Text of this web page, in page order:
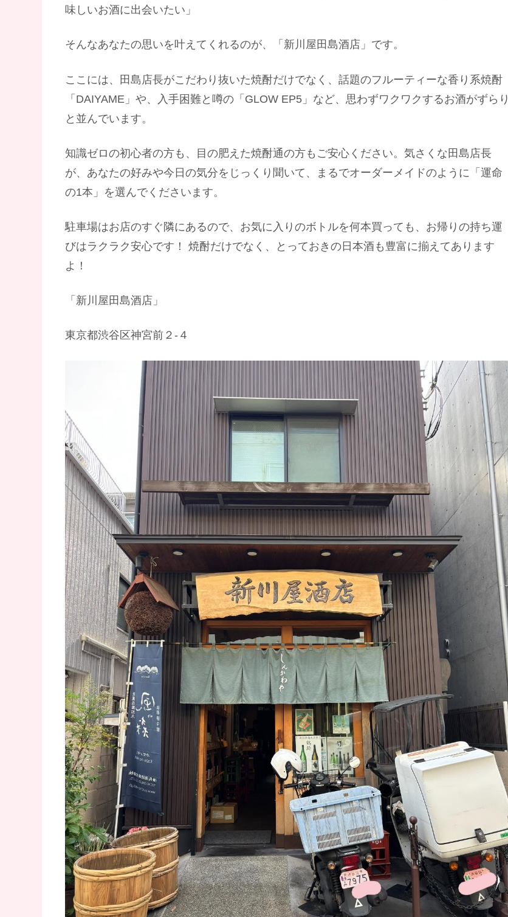
味しいお酒に出会いたい」
そんなあなたの思いを叶えてくれるのが、「新川屋田島酒店」です。
ここには、田島店長がこだわり抜いた焼酎だけでなく、話題のフルーティーな香り系焼酎
「DAIYAME」や、入手困難と噂の「GLOW EP5」など、思わずワクワクするお酒がずらり
と並んでいます。
知識ゼロの初心者の方も、目の肥えた焼酎通の方もご安心ください。気さくな田島店長
が、あなたの好みや今日の気分をじっくり聞いて、まるでオーダーメイドのように「運命
の1本」を選んでくださいます。
駐車場はお店のすぐ隣にあるので、お気に入りのボトルを何本買っても、お帰りの持ち運
びはラクラク安心です！ 焼酎だけでなく、とっておきの日本酒も豊富に揃えてあります
よ！
「新川屋田島酒店」
東京都渋谷区神宮前２-４